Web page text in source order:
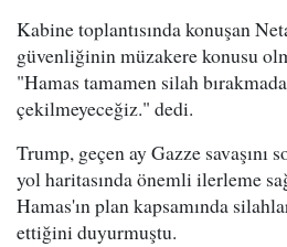
Kabine toplantısında konuşan
güvenliğinin müzakere konusu
"Hamas tamamen silah
çekilmeyeceğiz." dedi.
Trump, geçen ay Gazze savaşını
yol haritasında önemli ilerleme
Hamas'ın plan kapsamında
ettiğini duyurmuştu.